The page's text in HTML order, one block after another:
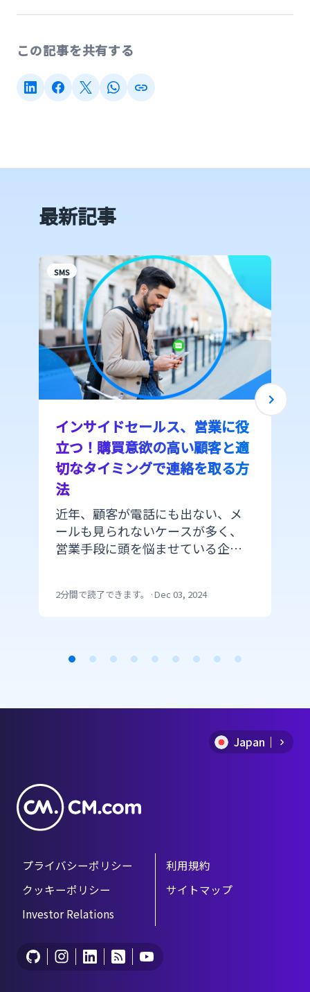
この記事を共有する
最新記事
SMS
インサイドセールス、営業に役
立つ！購買意欲の高い顧客と適
切なタイミングで連絡を取る方
法
近年、顧客が電話にも出ない、メ
ールも見られないケースが多く、
営業手段に頭を悩ませている企業
ことが増えてきています。このブロ
い顧客と最適なタイミングで連絡
2分間で読了できます。 ·Dec 03, 2024
1
Japan
プライバシーポリシー
利用規約
クッキーポリシー
サイトマップ
Investor Relations